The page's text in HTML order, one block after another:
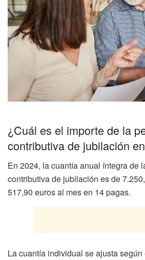
¿Cuál es el importe de la
contributiva de jubilación
En 2024, la cuantía anual íntegra de
contributiva de jubilación es de
517,90 euros al mes en 14 pagas.
La cuantía individual se ajusta